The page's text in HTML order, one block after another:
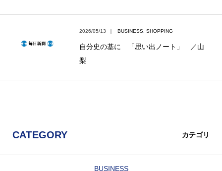
2026/05/13 ｜ BUSINESS SHOPPING
自分史の基に 「思い出ノート」 ／山
梨
CATEGORY カテゴリ
BUSINESS